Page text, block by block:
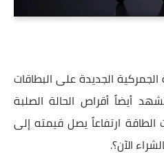
الجمركية الجديدة على البطاقات
أيضاً أقراص الحالة الصلبة
الطاقة ارتفاعاً يصل قيمته إلى